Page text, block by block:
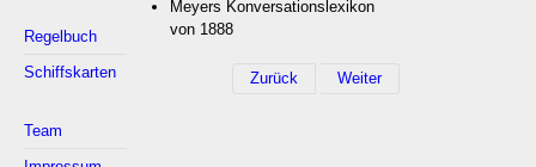
Regelbuch
Schiffskarten
Team
Meyers Konversationslexikon
von 1888
Zurück Weiter